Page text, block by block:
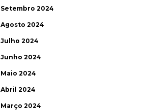
Setembro 2024
Agosto 2024
Julho 2024
Junho 2024
Maio 2024
Abril 2024
Março 2024